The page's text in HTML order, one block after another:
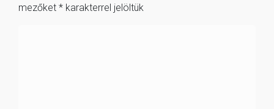
mezőket * karakterrel jelöltük